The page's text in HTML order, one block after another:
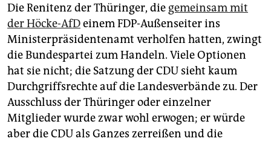
Die Renitenz der Thüringer, die gemeinsam mit
der Höcke-AfDeinem FDP-Außenseiter ins
Ministerpräsidentenamt verholfen hatten, zwingt
die Bundespartei zum Handeln. Viele Optionen
hat sie nicht; die Satzung der CDU sieht kaum
Durchgriffsrechte auf die Landesverbände zu. Der
Ausschluss der Thüringer oder einzelner
Mitglieder wurde zwar wohl erwogen; er würde
aber die CDU als Ganzes zerreißen und die